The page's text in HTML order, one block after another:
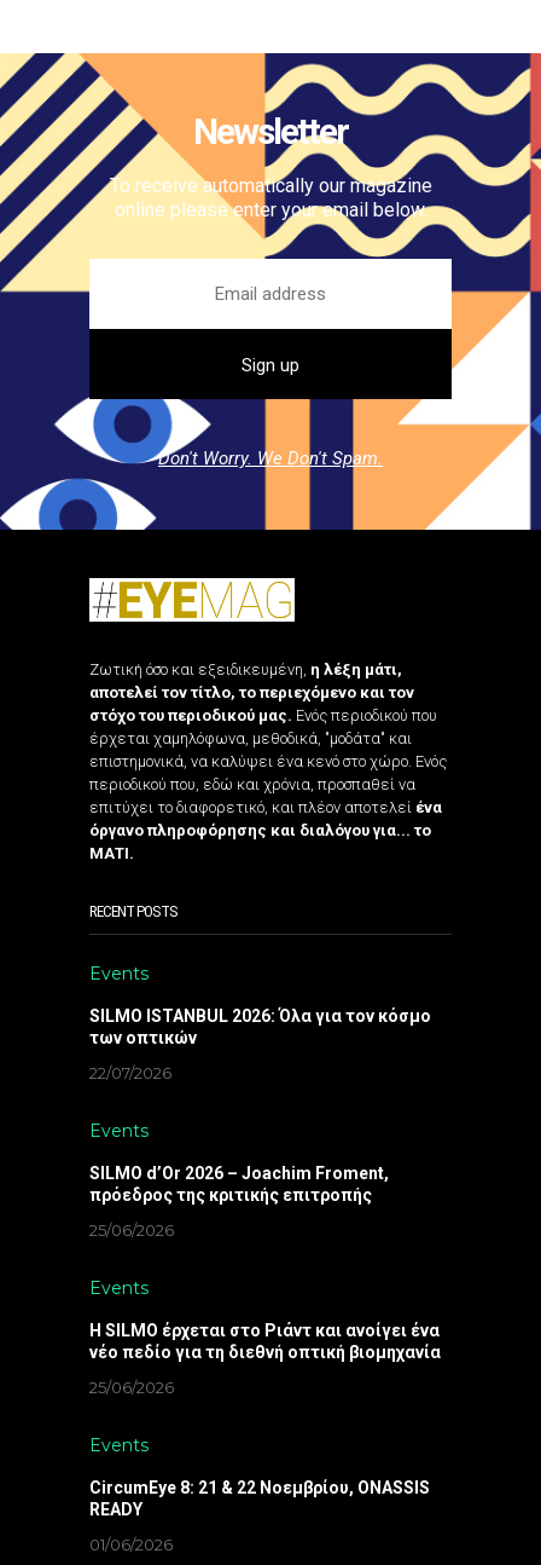
Newsletter
To receive automatically our magazine
online please enter your email below.
Don't Worry. We Don't Spam.
Ζωτική όσο και εξειδικευμένη, η λέξη μάτι,
αποτελεί τον τίτλο, το περιεχόμενο και τον
στόχο του περιοδικού μας. Ενός περιοδικού που
έρχεται χαμηλόφωνα, μεθοδικά, "μοδάτα" και
επιστημονικά, να καλύψει ένα κενό στο χώρο. Ενός
περιοδικού που, εδώ και χρόνια, προσπαθεί να
επιτύχει το διαφορετικό, και πλέον αποτελεί ένα
όργανο πληροφόρησης και διαλόγου για... το
ΜΑΤΙ.
RECENT POSTS
Events
SILMO ISTANBUL 2026: Όλα για τον κόσμο
των οπτικών
22/07/2026
Events
SILMO d’Or 2026 – Joachim Froment,
πρόεδρος της κριτικής επιτροπής
25/06/2026
Events
Η SILMO έρχεται στο Ριάντ και ανοίγει ένα
νέο πεδίο για τη διεθνή οπτική βιομηχανία
25/06/2026
Events
CircumEye 8: 21 & 22 Νοεμβρίου, ONASSIS
READY
01/06/2026